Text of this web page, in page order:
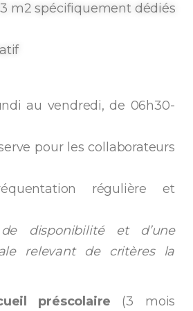
m2 spécifiquement dédiés
au vendredi, de 06h30-
pour les collaborateurs
régulière et
disponibilité et d’une
relevant de critères la
préscolaire (3 mois